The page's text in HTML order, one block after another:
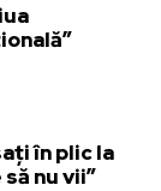
în plic la
nu vii”